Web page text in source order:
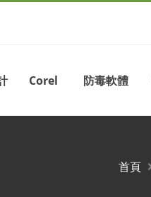
Corel 防毒軟體
首頁